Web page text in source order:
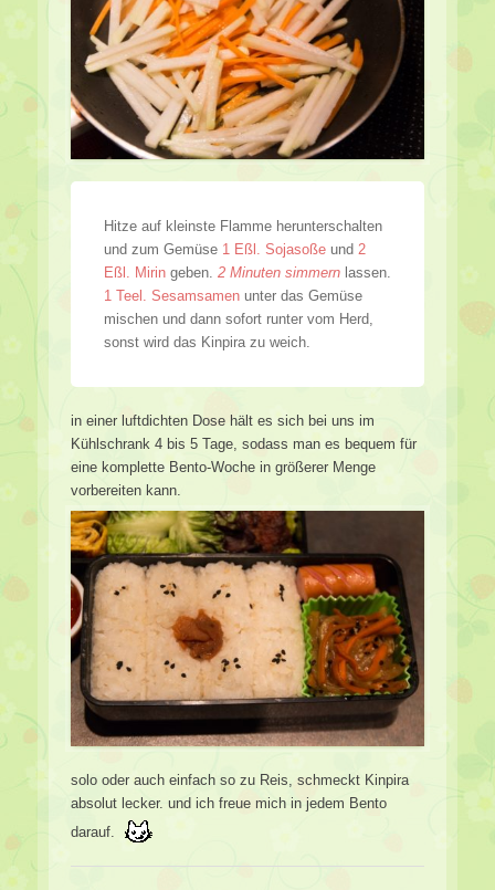
Hitze auf kleinste Flamme herunterschalten
und zum Gemüse 1 Eßl. Sojasoße und 2
Eßl. Mirin geben. 2 Minuten simmern lassen.
1 Teel. Sesamsamen unter das Gemüse
mischen und dann sofort runter vom Herd,
sonst wird das Kinpira zu weich.
in einer luftdichten Dose hält es sich bei uns im
Kühlschrank 4 bis 5 Tage, sodass man es bequem für
eine komplette Bento-Woche in größerer Menge
vorbereiten kann.
solo oder auch einfach so zu Reis, schmeckt Kinpira
absolut lecker. und ich freue mich in jedem Bento
darauf.